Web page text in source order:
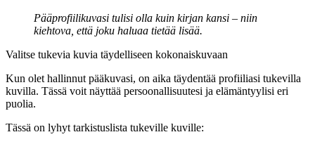
Pääprofiilikuvasi tulisi olla kuin kirjan kansi – niin
kiehtova, että joku haluaa tietää lisää.
Valitse tukevia kuvia täydelliseen kokonaiskuvaan
Kun olet hallinnut pääkuvasi, on aika täydentää profiiliasi tukevilla
kuvilla. Tässä voit näyttää persoonallisuutesi ja elämäntyylisi eri
puolia.
Tässä on lyhyt tarkistuslista tukeville kuville: